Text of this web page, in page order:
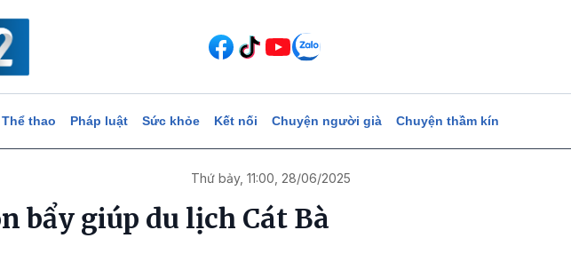
Thể thao Pháp luật Sức khỏe Kết nối Chuyện người già Chuyện thầm kín
Thứ bảy, 11:00, 28/06/2025
bẩy giúp du lịch Cát Bà